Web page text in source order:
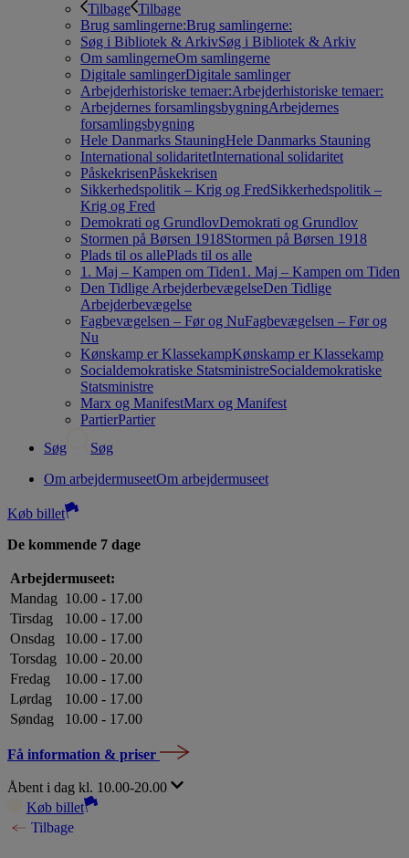
Tilbage Tilbage
Brug samlingerne:Brug samlingerne:
Søg i Bibliotek & ArkivSøg i Bibliotek & Arkiv
Om samlingerneOm samlingerne
Digitale samlingerDigitale samlinger
Arbejderhistoriske temaer:Arbejderhistoriske temaer:
Arbejdernes forsamlingsbygningArbejdernes
forsamlingsbygning
Hele Danmarks StauningHele Danmarks Stauning
International solidaritetInternational solidaritet
PåskekrisenPåskekrisen
Sikkerhedspolitik – Krig og FredSikkerhedspolitik –
Krig og Fred
Demokrati og GrundlovDemokrati og Grundlov
Stormen på Børsen 1918Stormen på Børsen 1918
Plads til os allePlads til os alle
1. Maj – Kampen om Tiden1. Maj – Kampen om Tiden
Den Tidlige ArbejderbevægelseDen Tidlige
Arbejderbevægelse
Fagbevægelsen – Før og NuFagbevægelsen – Før og
Nu
Kønskamp er KlassekampKønskamp er Klassekamp
Socialdemokratiske StatsministreSocialdemokratiske
Statsministre
Marx og ManifestMarx og Manifest
PartierPartier
Søg
Søg
Om arbejdermuseetOm arbejdermuseet
Køb billet
De kommende 7 dage
Arbejdermuseet:
Mandag 10.00 - 17.00
Tirsdag
10.00 - 17.00
Onsdag
10.00 - 17.00
Torsdag
10.00 - 20.00
Fredag
10.00 - 17.00
Lørdag
10.00 - 17.00
Søndag
10.00 - 17.00
Få information & priser
Åbent i dag kl. 10.00-20.00
Køb billet
Tilbage